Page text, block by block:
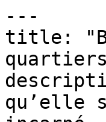
---
title:
qu’elle